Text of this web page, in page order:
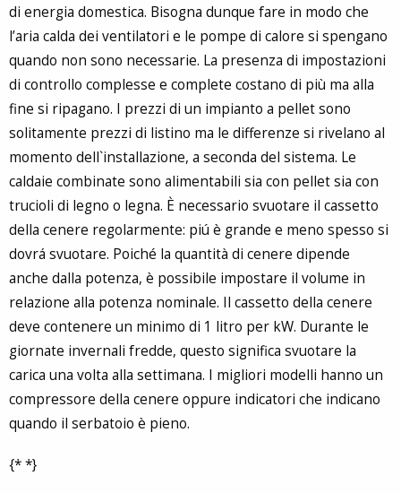
di energia domestica. Bisogna dunque fare in modo che
l’aria calda dei ventilatori e le pompe di calore si spengano
quando non sono necessarie. La presenza di impostazioni
di controllo complesse e complete costano di più ma alla
fine si ripagano. I prezzi di un impianto a pellet sono
solitamente prezzi di listino ma le differenze si rivelano al
momento dell`installazione, a seconda del sistema. Le
caldaie combinate sono alimentabili sia con pellet sia con
trucioli di legno o legna. È necessario svuotare il cassetto
della cenere regolarmente: piú è grande e meno spesso si
dovrá svuotare. Poiché la quantità di cenere dipende
anche dalla potenza, è possibile impostare il volume in
relazione alla potenza nominale. Il cassetto della cenere
deve contenere un minimo di 1 litro per kW. Durante le
giornate invernali fredde, questo significa svuotare la
carica una volta alla settimana. I migliori modelli hanno un
compressore della cenere oppure indicatori che indicano
quando il serbatoio è pieno.
{* *}